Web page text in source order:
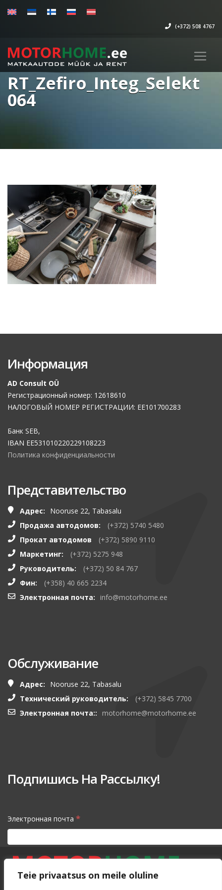
Teie privaatsus on meile oluline
(+372) 508 4767
RT_Zefiro_Integ_Selekt
064
Информация
AD Consult OÜ
Регистрационный номер: 12618610
НАЛОГОВЫЙ НОМЕР РЕГИСТРАЦИИ: EE101700283
Банк SEB,
IBAN EE531010220229108223
Политика конфиденциальности
Представительство
Адрес:
Nooruse 22, Tabasalu
Продажа автодомов:
(+372) 5740 5480
Прокат автодомов
(+372) 5890 9110
Маркетинг:
(+372) 5275 948
Руководитель:
(+372) 50 84 767
Фин:
(+358) 40 665 2234
Электронная почта:
info@motorhome.ee
Обслуживание
Адрес:
Nooruse 22, Tabasalu
Технический руководитель:
(+372) 5845 7700
Электронная почта::
motorhome@motorhome.ee
Подпишись На Рассылку!
Электронная почта *